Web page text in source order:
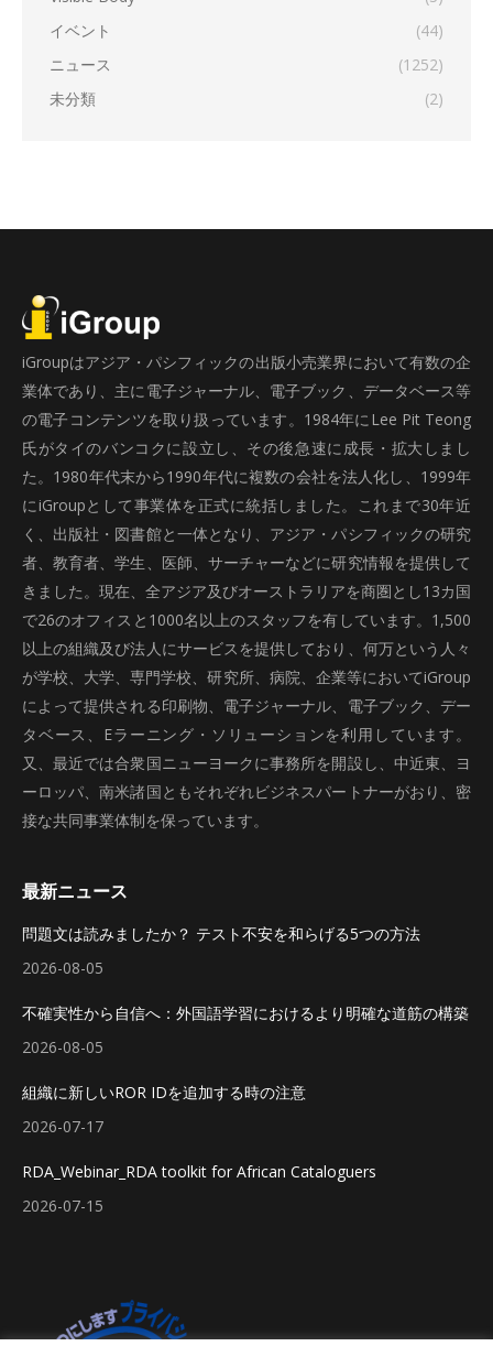
イベント
(44)
ニュース
(1252)
未分類
(2)
iGroupはアジア・パシフィックの出版小売業界において有数の企
業体であり、主に電子ジャーナル、電子ブック、データベース等
の電子コンテンツを取り扱っています。1984年にLee Pit Teong
氏がタイのバンコクに設立し、その後急速に成長・拡大しまし
た。1980年代末から1990年代に複数の会社を法人化し、1999年
にiGroupとして事業体を正式に統括しました。これまで30年近
く、出版社・図書館と一体となり、アジア・パシフィックの研究
者、教育者、学生、医師、サーチャーなどに研究情報を提供して
きました。現在、全アジア及びオーストラリアを商圏とし13カ国
で26のオフィスと1000名以上のスタッフを有しています。1,500
以上の組織及び法人にサービスを提供しており、何万という人々
が学校、大学、専門学校、研究所、病院、企業等においてiGroup
によって提供される印刷物、電子ジャーナル、電子ブック、デー
タベース、Eラーニング・ソリューションを利用しています。
又、最近では合衆国ニューヨークに事務所を開設し、中近東、ヨ
ーロッパ、南米諸国ともそれぞれビジネスパートナーがおり、密
接な共同事業体制を保っています。
最新ニュース
問題文は読みましたか？ テスト不安を和らげる5つの方法
2026-08-05
不確実性から自信へ：外国語学習におけるより明確な道筋の構築
2026-08-05
組織に新しいROR IDを追加する時の注意
2026-07-17
RDA_Webinar_RDA toolkit for African Cataloguers
2026-07-15